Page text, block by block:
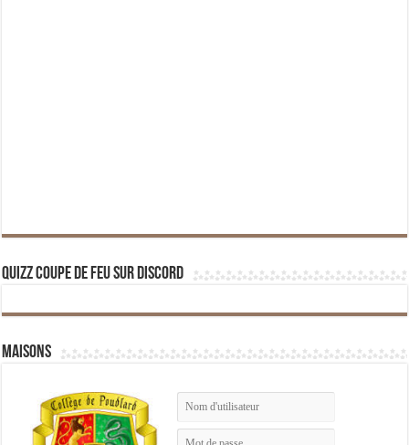
Quizz Coupe de Feu sur Discord
Maisons